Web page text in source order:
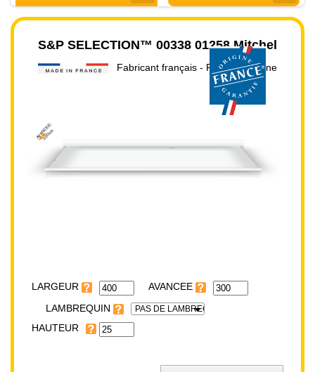
S&P SELECTION™ 00338 01258 Mitchel
Fabricant français - Prix direct usine
AVANCEE:
300cm
LARGEUR
LAMBREQUIN
PAS DE LAMBREQUIN
HAUTEUR